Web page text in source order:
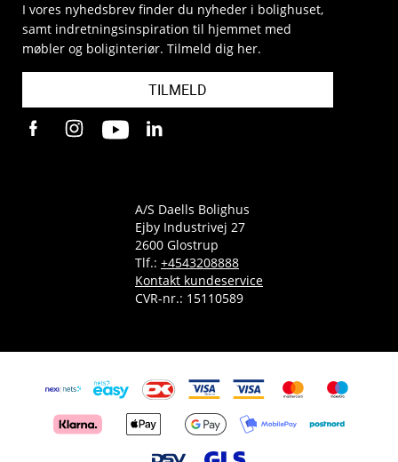
I vores nyhedsbrev finder du nyheder i bolighuset,
samt indretningsinspiration til hjemmet med
møbler og boliginteriør. Tilmeld dig her.
TILMELD
A/S Daells Bolighus
Ejby Industrivej 27
2600 Glostrup
Tlf.: +4543208888
Kontakt kundeservice
CVR-nr.: 15110589